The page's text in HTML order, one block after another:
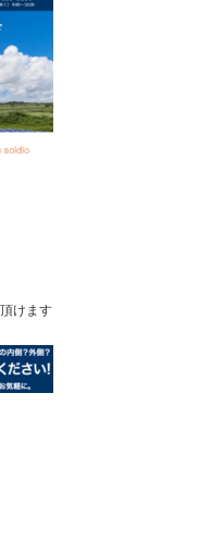
けます